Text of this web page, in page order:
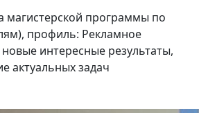
магистерской программы по
профиль: Рекламное
интересные результаты,
актуальных задач